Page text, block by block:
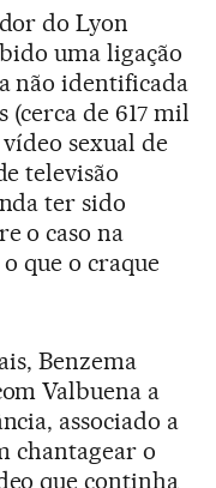
do Lyon
uma ligação
não identificada
(cerca de 617 mil
sexual de
televisão
ter sido
o caso na
que o craque
Benzema
Valbuena a
associado a
chantagear o
que continha